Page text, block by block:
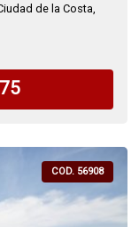
de la Costa,
COD. 56908